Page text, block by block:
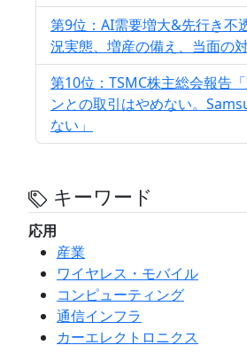
第9位：AI需要増大&先行き不
況実態、増産の備え、当面の
第10位：TSMC株主総会報告
ンとの取引はやめない。
ない」
キーワード
応用
産業
ワイヤレス・モバイル
コンピューティング
通信インフラ
カーエレクトロニクス